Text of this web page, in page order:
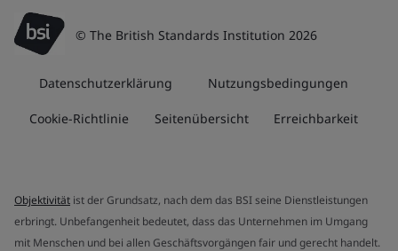
© The British Standards Institution 2026
Datenschutzerklärung Nutzungsbedingungen
Cookie-Richtlinie Seitenübersicht Erreichbarkeit
Objektivität ist der Grundsatz, nach dem das BSI seine Dienstleistungen
erbringt. Unbefangenheit bedeutet, dass das Unternehmen im Umgang
mit Menschen und bei allen Geschäftsvorgängen fair und gerecht handelt.